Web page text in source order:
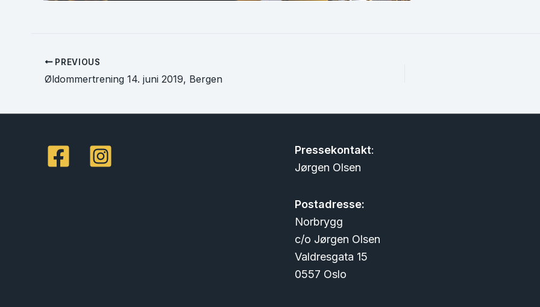
PREVIOUS
Øldommertrening 14. juni 2019, Bergen
Pressekontakt:
Jørgen Olsen
Postadresse:
Norbrygg
c/o Jørgen Olsen
Valdresgata 15
0557 Oslo